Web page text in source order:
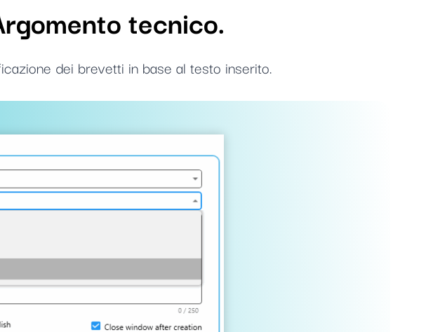
tecnico.
dei brevetti in base al testo inserito.